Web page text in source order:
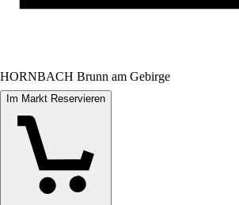
HORNBACH Brunn am Gebirge
Im Markt Reservieren